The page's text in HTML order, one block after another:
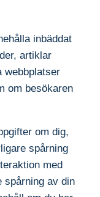
inbäddat
artiklar
webbplatser
om besökaren
om dig,
spårning
med
spårning av din